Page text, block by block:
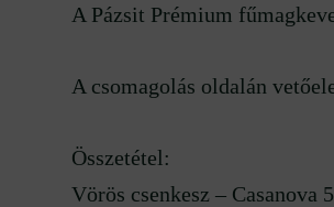
A Pázsit Prémium
A csomagolás oldalán
Összetétel:
Vörös csenkesz – Casanova